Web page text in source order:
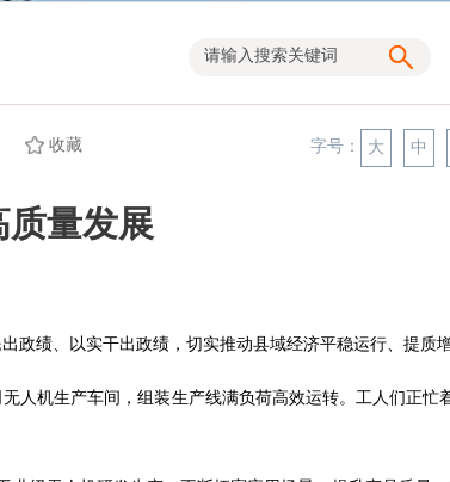
收藏 字号： 大 中
量发展
政绩、以实干出政绩，切实推动县域经济平稳运行、提质增
人机生产车间，组装生产线满负荷高效运转。工人们正忙